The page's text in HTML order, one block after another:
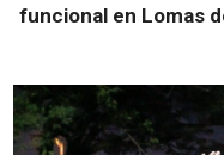
funcional en Lomas